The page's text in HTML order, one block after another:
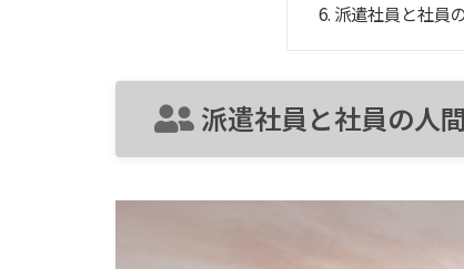
派遣社員と社員
派遣社員と社員の人